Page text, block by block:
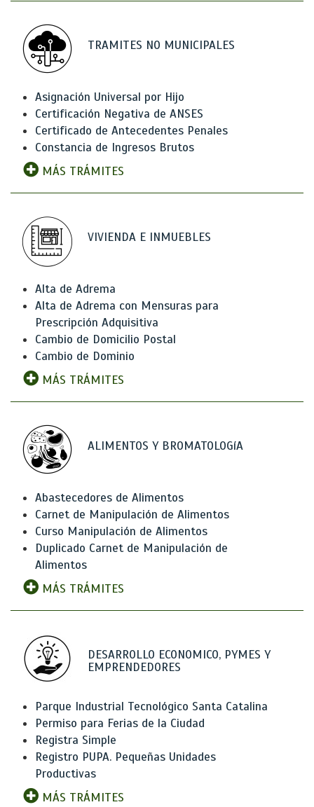
TRAMITES NO MUNICIPALES
Asignación Universal por Hijo
Certificación Negativa de ANSES
Certificado de Antecedentes Penales
Constancia de Ingresos Brutos
MÁS TRÁMITES
VIVIENDA E INMUEBLES
Alta de Adrema
Alta de Adrema con Mensuras para
Prescripción Adquisitiva
Cambio de Domicilio Postal
Cambio de Dominio
MÁS TRÁMITES
ALIMENTOS Y BROMATOLOGíA
Abastecedores de Alimentos
Carnet de Manipulación de Alimentos
Curso Manipulación de Alimentos
Duplicado Carnet de Manipulación de
Alimentos
MÁS TRÁMITES
DESARROLLO ECONOMICO, PYMES Y
EMPRENDEDORES
Parque Industrial Tecnológico Santa Catalina
Permiso para Ferias de la Ciudad
Registra Simple
Registro PUPA. Pequeñas Unidades
Productivas
MÁS TRÁMITES